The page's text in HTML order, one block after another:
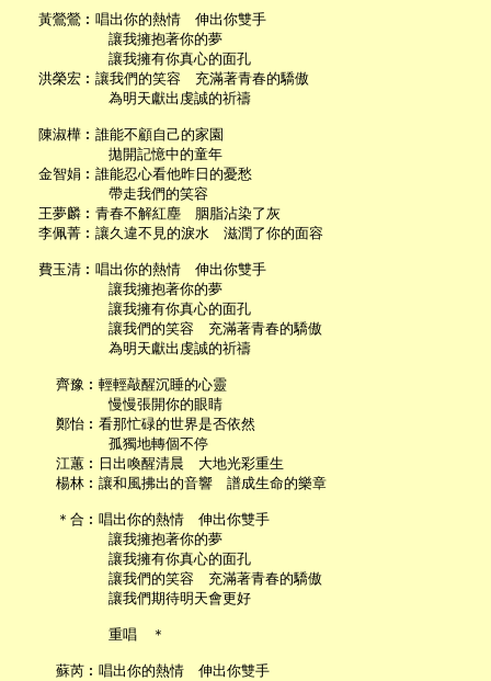
   黃鶯鶯︰唱出你的熱情　伸出你雙手
           讓我擁抱著你的夢
           讓我擁有你真心的面孔
   洪榮宏︰讓我們的笑容　充滿著青春的驕傲
           為明天獻出虔誠的祈禱
   陳淑樺︰誰能不顧自己的家園
           拋開記憶中的童年
   金智娟︰誰能忍心看他昨日的憂愁
           帶走我們的笑容
   王夢麟︰青春不解紅塵　胭脂沾染了灰
   李佩菁︰讓久違不見的淚水　滋潤了你的面容
   費玉清︰唱出你的熱情　伸出你雙手
           讓我擁抱著你的夢
           讓我擁有你真心的面孔
           讓我們的笑容　充滿著青春的驕傲
           為明天獻出虔誠的祈禱
     齊豫︰輕輕敲醒沉睡的心靈
           慢慢張開你的眼睛
     鄭怡︰看那忙碌的世界是否依然
           孤獨地轉個不停
     江蕙︰日出喚醒清晨　大地光彩重生
     楊林︰讓和風拂出的音響　譜成生命的樂章
     ＊合︰唱出你的熱情　伸出你雙手
           讓我擁抱著你的夢
           讓我擁有你真心的面孔
           讓我們的笑容　充滿著青春的驕傲
           讓我們期待明天會更好
           重唱　＊
     蘇芮︰唱出你的熱情　伸出你雙手